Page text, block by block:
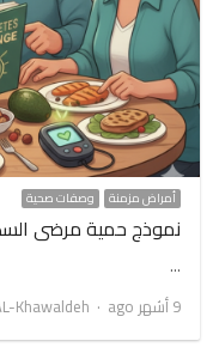
أمراض مزمنة وصفات صحية
نموذج حمية مرضى السكري
…
9 أشهر ago
Author
Khawaldeh